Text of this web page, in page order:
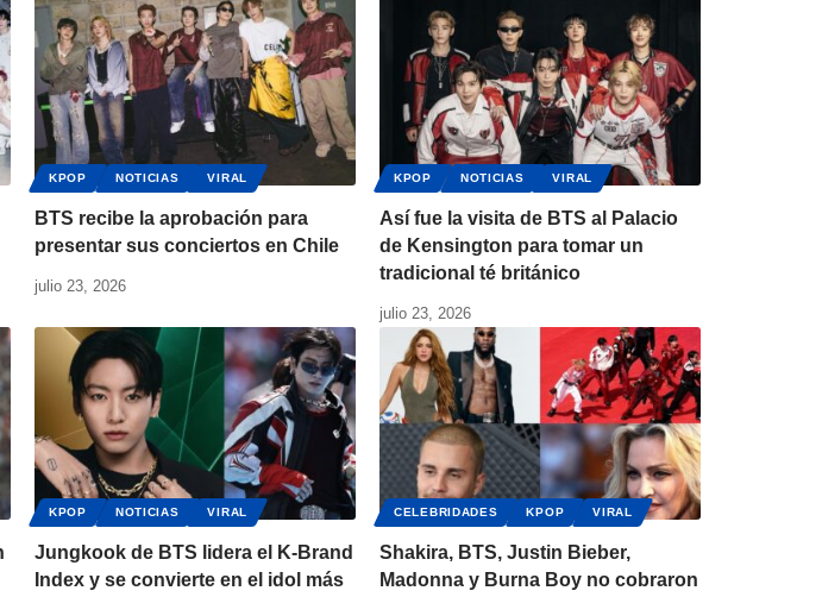
KPOP NOTICIAS VIRAL
BTS recibe la aprobación para
presentar sus conciertos en Chile
julio 23, 2026
KPOP NOTICIAS VIRAL
Así fue la visita de BTS al Palacio
de Kensington para tomar un
tradicional té británico
julio 23, 2026
KPOP NOTICIAS VIRAL
Jungkook de BTS lidera el K-Brand
Index y se convierte en el idol más
CELEBRIDADES KPOP VIRAL
Shakira, BTS, Justin Bieber,
Madonna y Burna Boy no cobraron